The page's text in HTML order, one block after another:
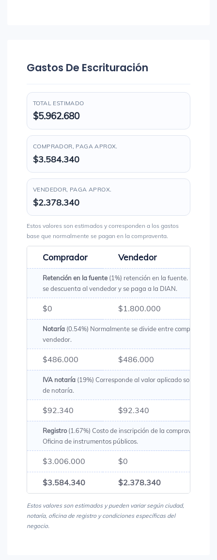
Gastos De Escrituración
TOTAL ESTIMADO
$5.962.680
COMPRADOR, PAGA APROX.
$3.584.340
VENDEDOR, PAGA APROX.
$2.378.340
Estos valores son estimados y corresponden a los gastos
base que normalmente se pagan en la compraventa.
Comprador Vendedor
Retención en la fuente (1%) retención en la fuente. Es un
se descuenta al vendedor y se paga a la DIAN.
$0 $1.800.000
Notaría (0.54%) Normalmente se divide entre comprador y
vendedor.
$486.000 $486.000
IVA notaría (19%) Corresponde al valor aplicado sobre los
de notaría.
$92.340 $92.340
Registro(1.67%) Costo de inscripción de la compraventa en
Oficina de instrumentos públicos.
$3.006.000 $0
$3.584.340 $2.378.340
Estos valores son estimados y pueden variar según ciudad,
notaría, oficina de registro y condiciones específicas del
negocio.